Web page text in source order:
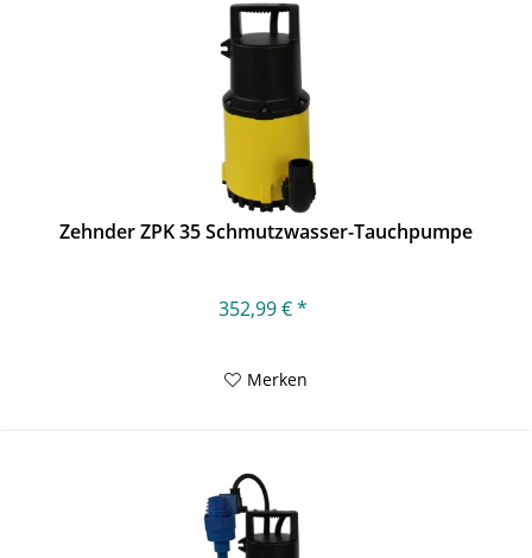
Zehnder ZPK 35 Schmutzwasser-Tauchpumpe
352,99 € *
Merken